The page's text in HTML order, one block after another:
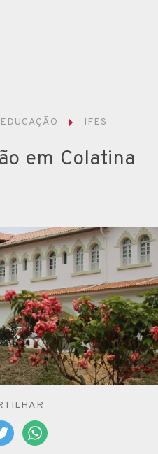
EDUCAÇÃO IFES
em Colatina